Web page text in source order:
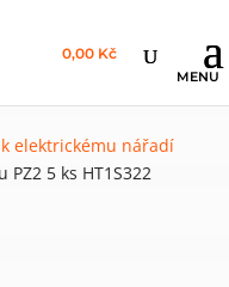
0,00 Kč
elektrickému nářadí
PZ2 5 ks HT1S322